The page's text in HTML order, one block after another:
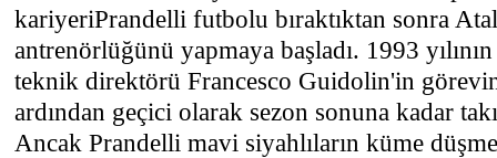
kariyeriPrandelli futbolu bıraktıktan sonra
antrenörlüğünü yapmaya başladı. 1993
teknik direktörü Francesco Guidolin'in
ardından geçici olarak sezon sonuna kadar
Ancak Prandelli mavi siyahlıların küme